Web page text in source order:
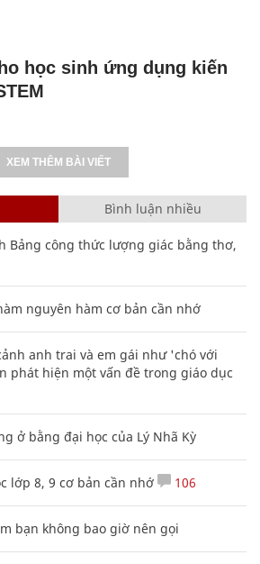
học sinh ứng dụng kiến
XEM THÊM BÀI VIẾT
Bình luận nhiều
Bảng công thức lượng giác bằng thơ,
nguyên hàm cơ bản cần nhớ
anh trai và em gái như 'chó với
phát hiện một vấn đề trong giáo dục
ở bằng đại học của Lý Nhã Kỳ
lớp 8, 9 cơ bản cần nhớ 106
bạn không bao giờ nên gọi